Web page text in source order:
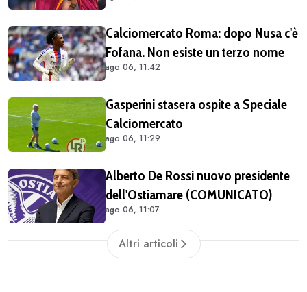
Calciomercato Roma: dopo Nusa c'è
Fofana. Non esiste un terzo nome
ago 06, 11:42
Gasperini stasera ospite a Speciale
Calciomercato
ago 06, 11:29
Alberto De Rossi nuovo presidente
dell'Ostiamare (COMUNICATO)
ago 06, 11:07
Altri articoli